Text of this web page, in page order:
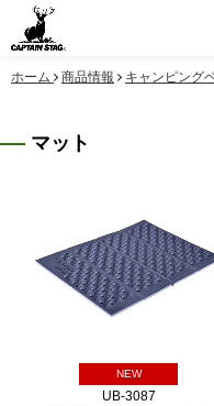
ホーム 商品情報 キャンピング
マット
NEW
UB-3087